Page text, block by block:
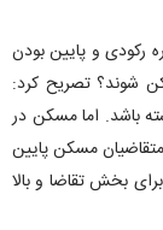
رکودی و پایین بودن
شوند؟ تصریح کرد:
باشد. اما مسکن در
مسکن پایین
بخش تقاضا و بالا